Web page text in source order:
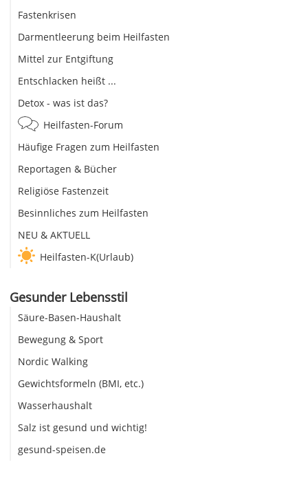
Fastenkrisen
Darmentleerung beim Heilfasten
Mittel zur Entgiftung
Entschlacken heißt ...
Detox - was ist das?
Heilfasten-Forum
Häufige Fragen zum Heilfasten
Reportagen & Bücher
Religiöse Fastenzeit
Besinnliches zum Heilfasten
NEU & AKTUELL
Heilfasten-K(Urlaub)
Gesunder Lebensstil
Säure-Basen-Haushalt
Bewegung & Sport
Nordic Walking
Gewichtsformeln (BMI, etc.)
Wasserhaushalt
Salz ist gesund und wichtig!
gesund-speisen.de